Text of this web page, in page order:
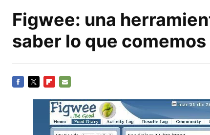
Figwee: una
saber lo que comemos
MAIL